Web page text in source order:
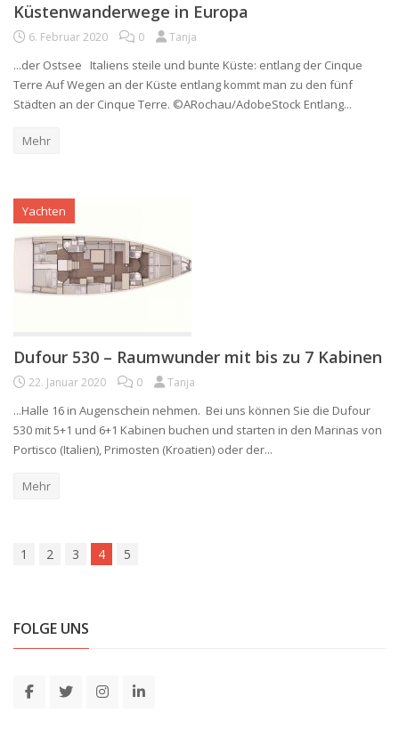
Küstenwanderwege in Europa
6. Februar 2020 0 Tanja
...der Ostsee Italiens steile und bunte Küste: entlang der Cinque
Terre Auf Wegen an der Küste entlang kommt man zu den fünf
Städten an der Cinque Terre. ©ARochau/AdobeStock Entlang...
Mehr
Yachten
Dufour 530 – Raumwunder mit bis zu 7 Kabinen
22. Januar 2020 0 Tanja
...Halle 16 in Augenschein nehmen. Bei uns können Sie die Dufour
530 mit 5+1 und 6+1 Kabinen buchen und starten in den Marinas von
Portisco (Italien), Primosten (Kroatien) oder der...
Mehr
1 2 3 4 5
FOLGE UNS